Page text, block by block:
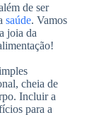
de ser
saúde. Vamos
joia da
cheia de
Incluir a
para a